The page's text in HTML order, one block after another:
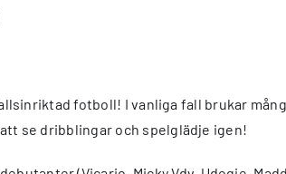
fotboll! I vanliga fall brukar
se dribblingar och spelglädje igen!